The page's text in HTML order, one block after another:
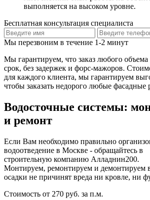
выполняется на высоком уровне.
Бесплатная консультация специалиста
Мы перезвоним в течение 1-2 минут
Мы гарантируем, что заказ любого
срок, без задержек и форс-мажоров.
для каждого клиента, мы гарантируем
чтобы заказать недорого любые фасадные
Водосточные системы:
и ремонт
Если Вам необходимо правильно
водоотведение в Москве - обращайтесь в
строительную компанию Алладнин200.
Монтируем, ремонтируем и демонтируем
осадки не причинят вреда ни кровле, ни
Стоимость от 270 руб. за п.м.